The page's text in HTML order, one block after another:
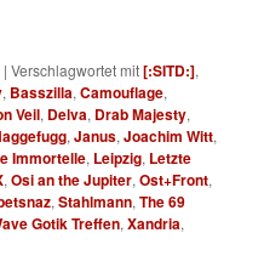
|Verschlagwortet mit[:SITD:],
, Basszilla,Camouflage,
Veil, Delva, Drab Majesty,
,Janus,Joachim Witt,
Immortelle, Leipzig, Letzte
,Osi an the Jupiter,Ost+Front,
,Stahlmann,The 69
Gotik Treffen,Xandria,